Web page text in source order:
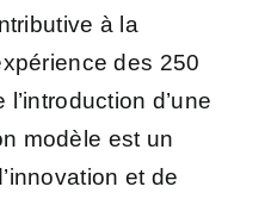
à la
des 250
d’une
modèle est un
et de